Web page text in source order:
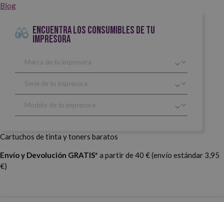
Blog
ENCUENTRA LOS CONSUMIBLES DE TU
IMPRESORA
Cartuchos de tinta y toners baratos
Envío y Devolución GRATIS* a partir de 40 € (envío estándar 3,95
€)